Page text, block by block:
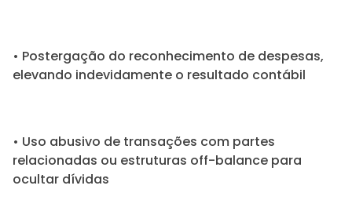
• Postergação do reconhecimento de despesas,
elevando indevidamente o resultado contábil
• Uso abusivo de transações com partes
relacionadas ou estruturas off-balance para
ocultar dívidas